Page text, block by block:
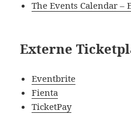
The Events Calendar –
Externe
Eventbrite
Fienta
TicketPay